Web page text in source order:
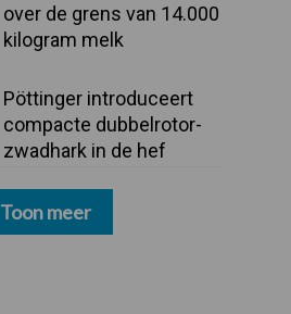
over de grens van 14.000
kilogram melk
Pöttinger introduceert
compacte dubbelrotor-
zwadhark in de hef
Toon meer